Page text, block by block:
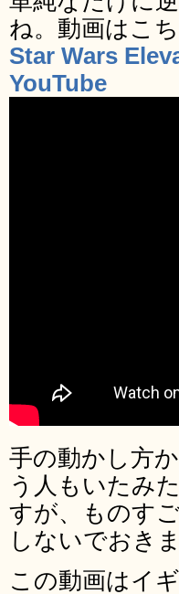
ね。動画はこち
Star Wars
YouTube
手の動かし方
う人もいたみ
すが、ものす
しないでおき
この動画はイ